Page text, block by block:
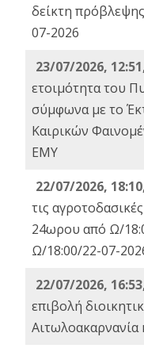
δείκτη
07-2026
23/07/2026,
ετοιμότητα του
σύμφωνα με το
Καιρικών
ΕΜΥ
22/07/2026,
τις
24ωρου από Ω/
Ω/18:00/22-07-
22/07/2026,
επιβολή
Αιτωλοακαρνανία